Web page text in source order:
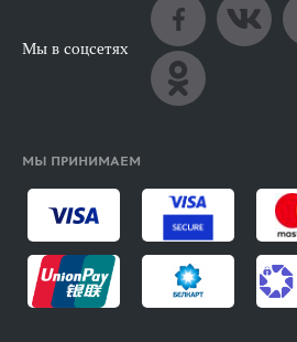
Мы в соцсетях
МЫ ПРИНИМАЕМ